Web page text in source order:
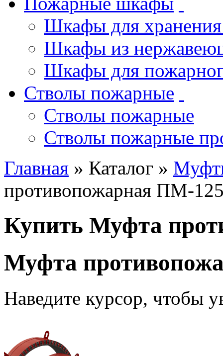
Шкафы для хранения
Шкафы из
Шкафы для
Стволы пожарные
Стволы пожарные
Стволы пожарные
Главная » Каталог »
противопожарная ПМ-
Купить Муфта
Муфта
Наведите курсор, чтобы